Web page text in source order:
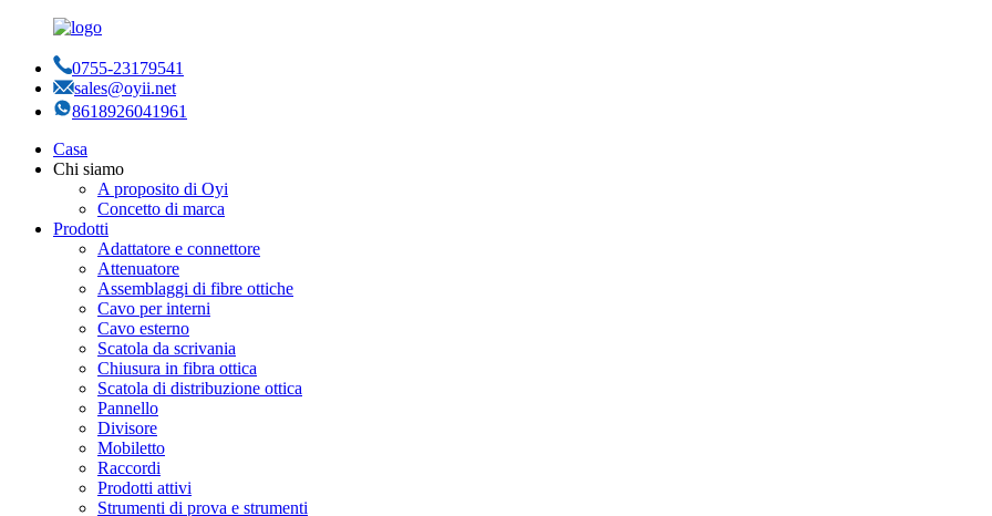
0755-23179541
sales@oyii.net
8618926041961
Casa
Chi siamo
A proposito di Oyi
Concetto di marca
Prodotti
Adattatore e connettore
Attenuatore
Assemblaggi di fibre ottiche
Cavo per interni
Cavo esterno
Scatola da scrivania
Chiusura in fibra ottica
Scatola di distribuzione ottica
Pannello
Divisore
Mobiletto
Raccordi
Prodotti attivi
Strumenti di prova e strumenti